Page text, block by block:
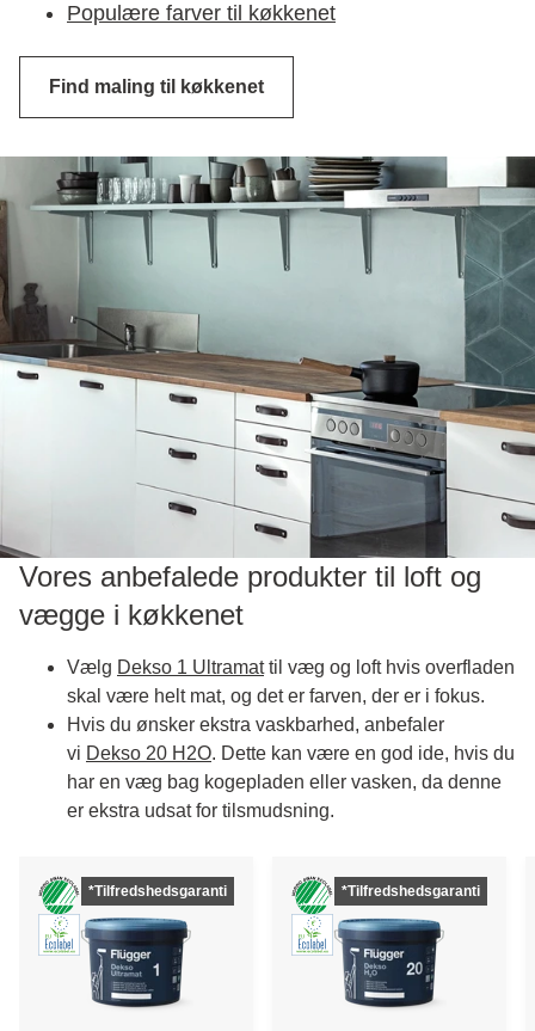
Populære farver til køkkenet
Find maling til køkkenet
Vores anbefalede produkter til loft og
vægge i køkkenet
Vælg Dekso 1 Ultramattil væg og loft hvis overfladen
skal være helt mat, og det er farven, der er i fokus.
Hvis du ønsker ekstra vaskbarhed, anbefaler
vi Dekso 20 H2O. Dette kan være en god ide, hvis du
har en væg bag kogepladen eller vasken, da denne
er ekstra udsat for tilsmudsning.
*Tilfredshedsgaranti *Tilfredshedsgaranti